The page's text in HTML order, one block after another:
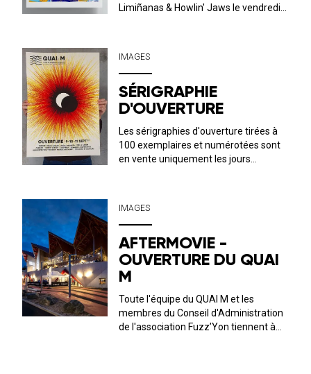
Limiñanas & Howlin' Jaws le vendredi
Les sérigrap...
IMAGES
SÉRIGRAPHIE
D'OUVERTURE
Les sérigraphies d'ouverture tirées à
100 exemplaires et numérotées sont
en vente uniquement les jours
Vincent Menu
IMAGES
AFTERMOVIE -
OUVERTURE DU QUAI
M
Toute l'équipe du QUAI M et les
membres du Conseil d'Administration
de l'association Fuzz’Yon tiennent à